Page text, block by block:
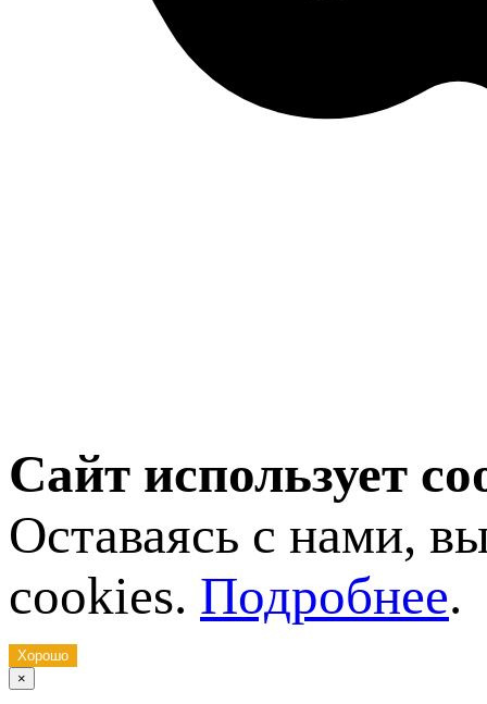
Сайт использует
Оставаясь с нами,
cookies. Подробнее.
Хорошо
×